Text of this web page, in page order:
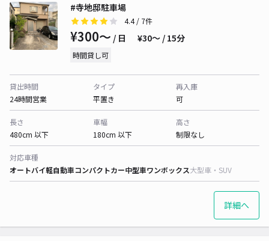
#寺地邸駐車場
4.4/ 7件
¥300〜 / 日 ¥30〜 / 15分
時間貸し可
貸出時間
24時間営業
タイプ
平置き
再入庫
可
長さ
480cm 以下
車幅
180cm 以下
高さ
制限なし
対応車種
オートバイ軽自動車コンパクトカー中型車ワンボックス大型車・SUV
詳細へ